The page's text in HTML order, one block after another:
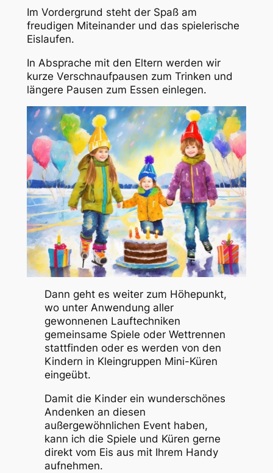
Im Vordergrund steht der Spaß am
freudigen Miteinander und das spielerische
Eislaufen.
In Absprache mit den Eltern werden wir
kurze Verschnaufpausen zum Trinken und
längere Pausen zum Essen einlegen.
Dann geht es weiter zum Höhepunkt,
wo unter Anwendung aller
gewonnenen Lauftechniken
gemeinsame Spiele oder Wettrennen
stattfinden oder es werden von den
Kindern in Kleingruppen Mini-Küren
eingeübt.
Damit die Kinder ein wunderschönes
Andenken an diesen
außergewöhnlichen Event haben,
kann ich die Spiele und Küren gerne
direkt vom Eis aus mit Ihrem Handy
aufnehmen.